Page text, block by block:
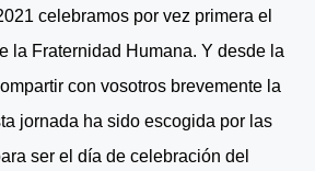
celebramos por vez primera el
la Fraternidad Humana. Y desde la
con vosotros brevemente la
jornada ha sido escogida por las
ser el día de celebración del